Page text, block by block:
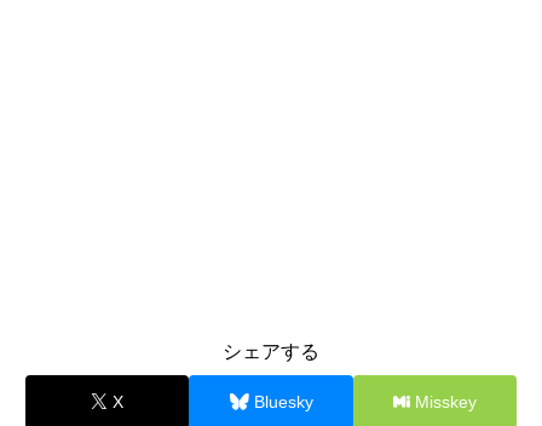
シェアする
X Bluesky Misskey